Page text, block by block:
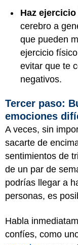
Haz
cerebro a
que pueden
ejercicio
evitar que te
negativos.
Tercer paso:
emociones
A veces, sin
sacarte de
sentimientos de
de un par de
podrías llegar a
personas, es
Habla
confíes, como